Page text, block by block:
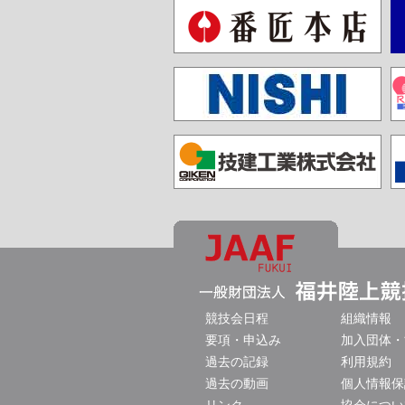
競技会日程
要項・申込み
過去の記録
過去の動画
組織情報
加入団体
利用規約
個人情報